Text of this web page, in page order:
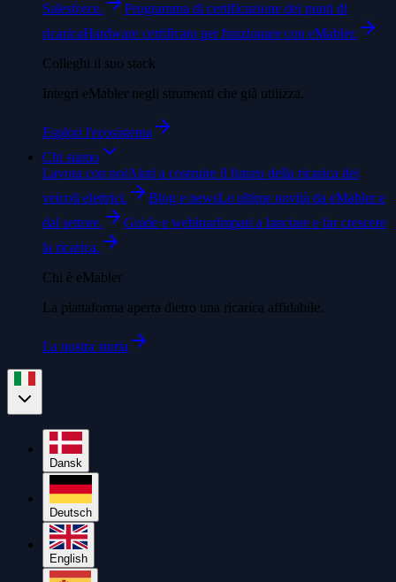
Salesforce.
Programma di certificazione dei punti di
ricaricaHardware certificato per funzionare con eMabler.
Colleghi il suo stack
Integri eMabler negli strumenti che già utilizza.
Esplori l'ecosistema
Chi siamo
Lavora con noiAiuti a costruire il futuro della ricarica dei
veicoli elettrici.
Blog e newsLe ultime novità da eMabler e
dal settore.
Guide e webinarImpari a lanciare e far crescere
la ricarica.
Chi è eMabler
La piattaforma aperta dietro una ricarica affidabile.
La nostra storia
Dansk
Deutsch
English